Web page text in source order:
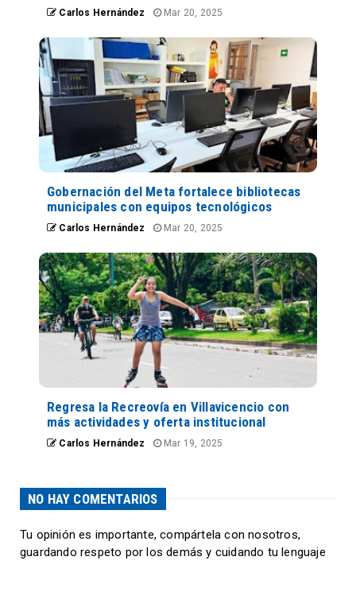
Carlos Hernández Mar 20, 2025
Gobernación del Meta fortalece bibliotecas
municipales con equipos tecnológicos
Carlos Hernández Mar 20, 2025
Regresa la Recreovía en Villavicencio con
más actividades y oferta institucional
Carlos Hernández Mar 19, 2025
NO HAY COMENTARIOS
Tu opinión es importante, compártela con nosotros,
guardando respeto por los demás y cuidando tu lenguaje